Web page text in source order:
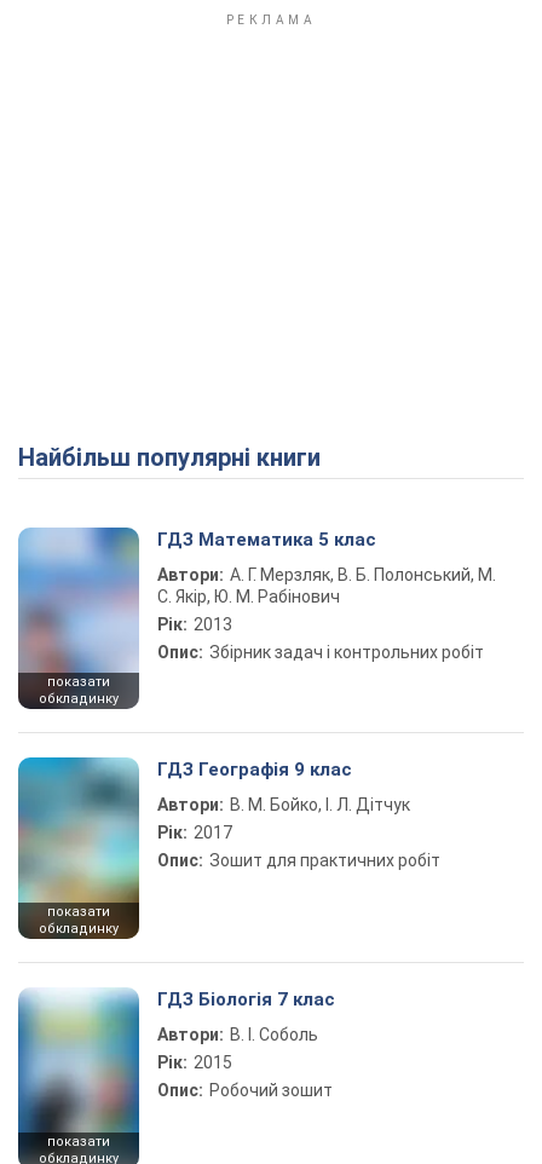
Найбільш популярні книги
показати
обкладинку
ГДЗ Математика 5 клас
Автори: А. Г. Мерзляк, В. Б. Полонський, М.
С. Якір, Ю. М. Рабінович
Рік: 2013
Опис: Збірник задач і контрольних робіт
показати
обкладинку
ГДЗ Географія 9 клас
Автори: В. М. Бойко, І. Л. Дітчук
Рік: 2017
Опис: Зошит для практичних робіт
показати
обкладинку
ГДЗ Біологія 7 клас
Автори: В. І. Соболь
Рік: 2015
Опис: Робочий зошит